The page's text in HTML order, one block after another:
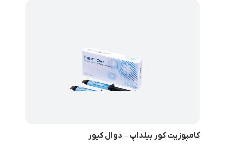
کامپوزیت کور بیلداپ – دوال کیور